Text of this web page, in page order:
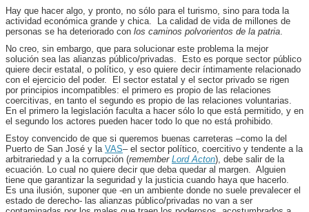
Hay que hacer algo, y pronto, no sólo para el turismo, sino para toda la
actividad económica grande y chica. La calidad de vida de millones de
personas se ha deteriorado con los caminos polvorientos de la patria.
No creo, sin embargo, que para solucionar este problema la mejor
solución sea las alianzas público/privadas. Esto es porque sector público
quiere decir estatal, o político, y eso quiere decir íntimamente relacionado
con el ejercicio del poder. El sector estatal y el sector privado se rigen
por principios incompatibles: el primero es propio de las relaciones
coercitivas, en tanto el segundo es propio de las relaciones voluntarias.
En el primero la legislación faculta a hacer sólo lo que está permitido, y en
el segundo los actores pueden hacer todo lo que no está prohibido.
Estoy convencido de que si queremos buenas carreteras –como la del
Puerto de San José y la VAS– el sector político, coercitivo y tendente a la
arbitrariedad y a la corrupción (remember Lord Acton), debe salir de la
ecuación. Lo cual no quiere decir que deba quedar al margen. Alguien
tiene que garantizar la seguridad y la justicia cuando haya que hacerlo.
Es una ilusión, suponer que -en un ambiente donde no suele prevalecer el
estado de derecho- las alianzas público/privadas no van a ser